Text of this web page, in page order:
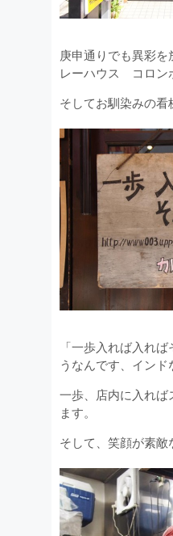
庚申通りでも異彩
レーハウス コロン
そしてお馴染みの看
「一歩入れば入れ
うなんです、インド
一歩、店内に入れば
ます。
そして、笑顔が素